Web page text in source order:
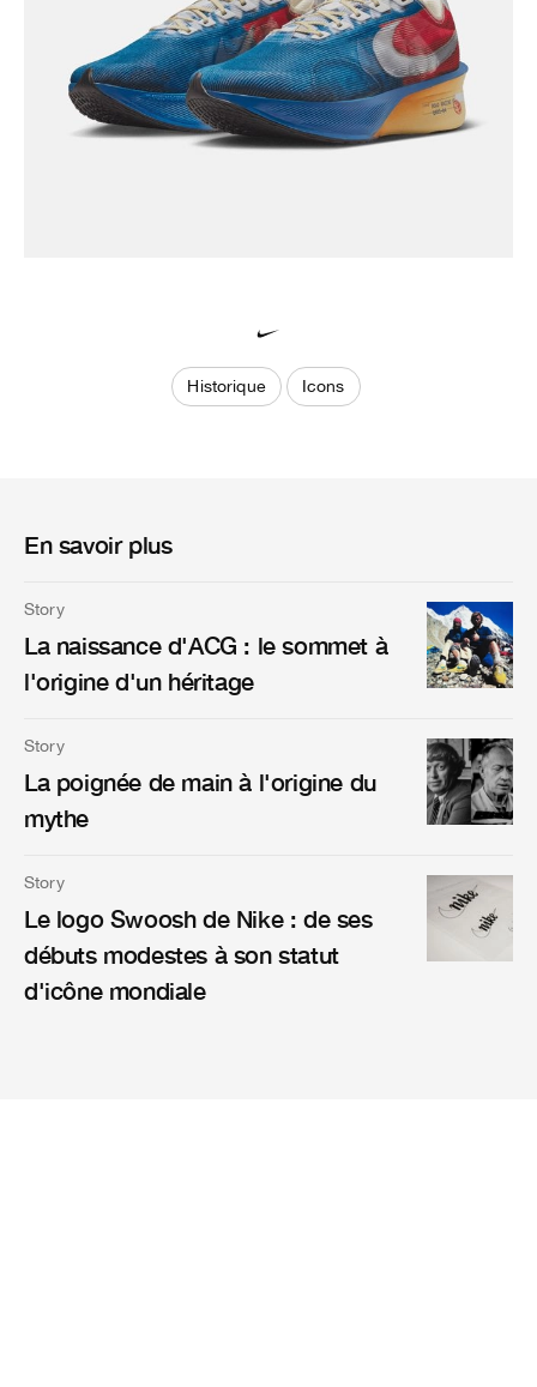
Historique Icons
En savoir plus
Story
La naissance d'ACG : le sommet à
l'origine d'un héritage
Story
La poignée de main à l'origine du
mythe
Story
Le logo Swoosh de Nike : de ses
débuts modestes à son statut
d'icône mondiale